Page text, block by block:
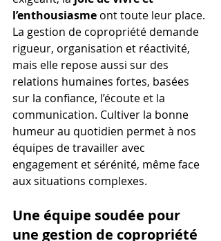
l’enthousiasme ont toute leur place.
La gestion de copropriété demande
rigueur, organisation et réactivité,
mais elle repose aussi sur des
relations humaines fortes, basées
sur la confiance, l’écoute et la
communication. Cultiver la bonne
humeur au quotidien permet à nos
équipes de travailler avec
engagement et sérénité, même face
aux situations complexes.
Une équipe soudée pour
une gestion de copropriété